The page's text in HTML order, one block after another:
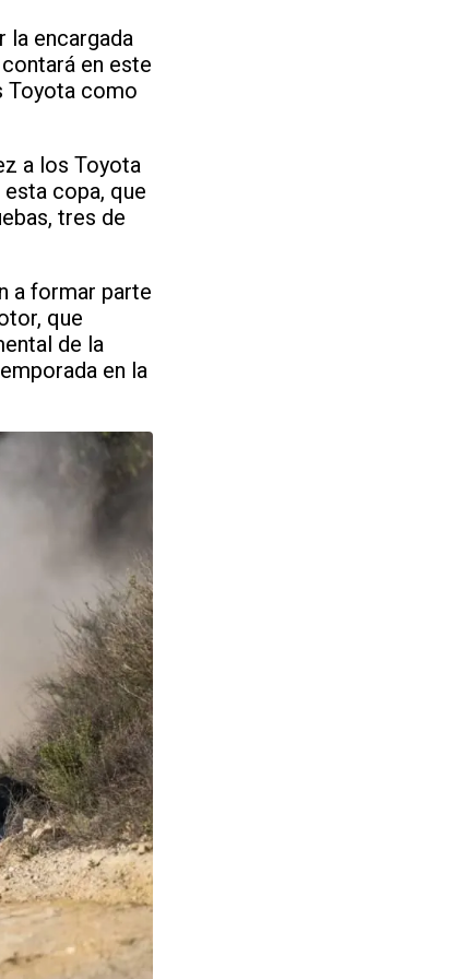
la encargada
en este
Toyota como
a los Toyota
copa, que
tres de
a formar parte
que
de la
en la